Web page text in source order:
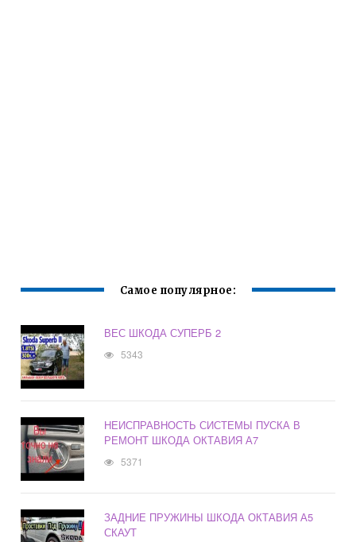
Самое популярное:
ВЕС ШКОДА СУПЕРБ 2
5343
НЕИСПРАВНОСТЬ СИСТЕМЫ ПУСКА В
РЕМОНТ ШКОДА ОКТАВИЯ А7
5371
ЗАДНИЕ ПРУЖИНЫ ШКОДА ОКТАВИЯ А5
СКАУТ